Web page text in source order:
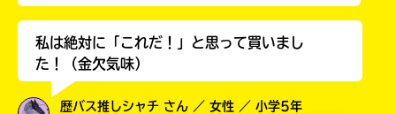
私は絶対に「これだ！」と思って買いまし
た！（金欠気味）
歴バス推しシャチ さん ／ 女性 ／ 小学5年